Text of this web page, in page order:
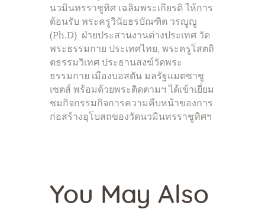
นวมินทรราชูทิศ เฉลิมพระเกียรติ ให้การ
ต้อนรับ พระครูวินัยธรบัณฑิต วรญูญู
(Ph.D) ฝ่ายประสานงานต่างประเทศ วัด
พระธรรมกาย ประเทศไทย, พระครูโสตถิ
ตธรรมวิเทศ ประธานสงฆ์วัดพระ
ธรรมกาย เมืองบอสตัน มลรัฐแมตซาชู
เซตส์ พร้อมด้วยพระติดตามฯ ได้เข้าเยี่ยม
ชมกิจกรรมกิจการความคืบหน้าของการ
ก่อสร้างอุโบสถของวัดนวมินทรราชูทิศฯ
You May Also